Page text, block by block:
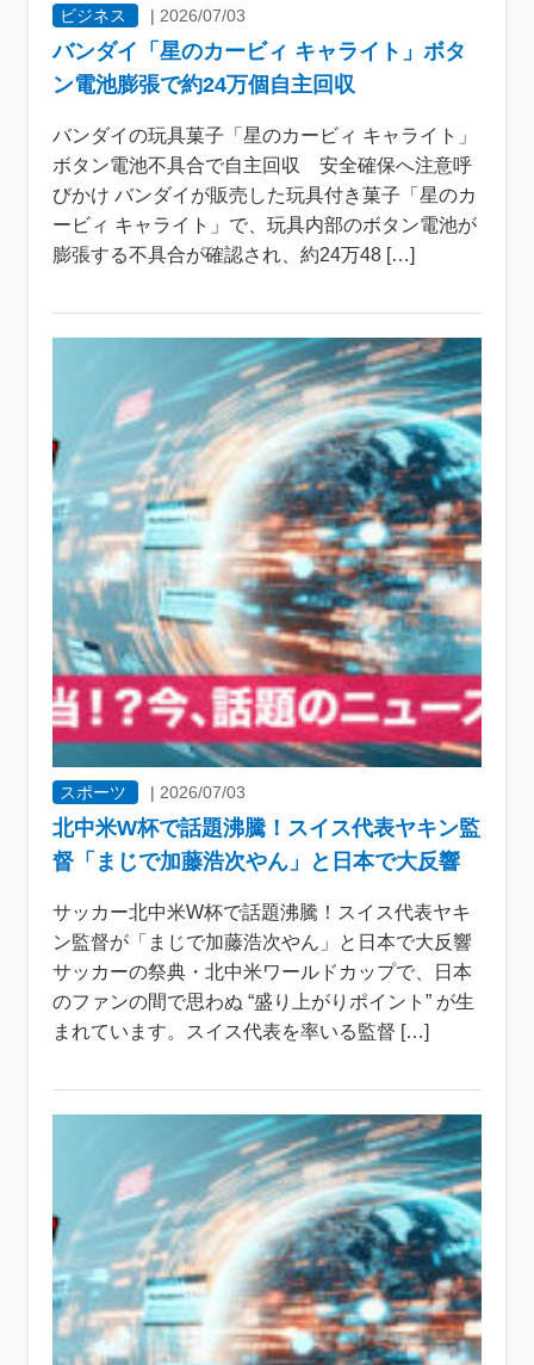
ビジネス |2026/07/03
バンダイ「星のカービィ キャライト」ボタ
ン電池膨張で約24万個自主回収
バンダイの玩具菓子「星のカービィ キャライト」
ボタン電池不具合で自主回収 安全確保へ注意呼
びかけ バンダイが販売した玩具付き菓子「星のカ
ービィ キャライト」で、玩具内部のボタン電池が
膨張する不具合が確認され、約24万48 […]
スポーツ | 2026/07/03
北中米W杯で話題沸騰！スイス代表ヤキン監
督「まじで加藤浩次やん」と日本で大反響
サッカー北中米W杯で話題沸騰！スイス代表ヤキ
ン監督が「まじで加藤浩次やん」と日本で大反響
サッカーの祭典・北中米ワールドカップで、日本
のファンの間で思わぬ “盛り上がりポイント” が生
まれています。スイス代表を率いる監督 […]